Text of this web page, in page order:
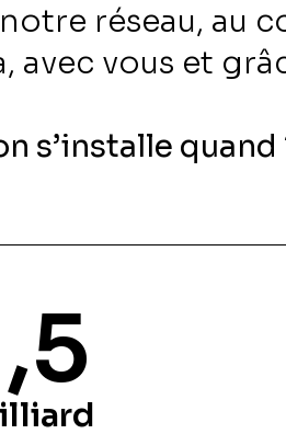
réseau, au
vous et
s’installe quand